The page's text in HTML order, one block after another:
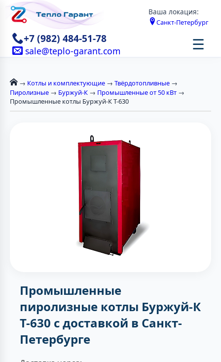
Ваша локация:
Санкт-Петербург
+7 (982) 484-51-78
sale@teplo-garant.com ☰
→ Котлы и комплектующие → Твёрдотопливные →
Пиролизные → Буржуй-К → Промышленные от 50 кВт →
Промышленные котлы Буржуй-К Т-630
Промышленные
пиролизные котлы Буржуй-К
Т-630 с доставкой в Санкт-
Петербурге